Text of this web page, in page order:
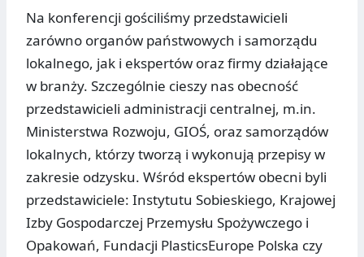
Na konferencji gościliśmy przedstawicieli
zarówno organów państwowych i samorządu
lokalnego, jak i ekspertów oraz firmy działające
w branży. Szczególnie cieszy nas obecność
przedstawicieli administracji centralnej, m.in.
Ministerstwa Rozwoju, GIOŚ, oraz samorządów
lokalnych, którzy tworzą i wykonują przepisy w
zakresie odzysku. Wśród ekspertów obecni byli
przedstawiciele: Instytutu Sobieskiego, Krajowej
Izby Gospodarczej Przemysłu Spożywczego i
Opakowań, Fundacji PlasticsEurope Polska czy